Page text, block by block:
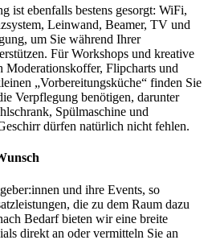
ist ebenfalls bestens gesorgt: WiFi,
Leinwand, Beamer, TV und
um Sie während Ihrer
Für Workshops und kreative
Moderationskoffer, Flipcharts und
„Vorbereitungsküche“ finden Sie
Verpflegung benötigen, darunter
Spülmaschine und
dürfen natürlich nicht fehlen.
und ihre Events, so
die zu dem Raum dazu
Bedarf bieten wir eine breite
direkt an oder vermitteln Sie an